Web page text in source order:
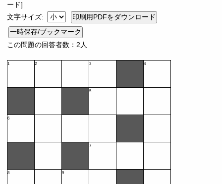
ード]
文字サイズ:
一時保存/ブックマーク
この問題の回答者数：2人
1 2 3 4
5
6
7
8 9